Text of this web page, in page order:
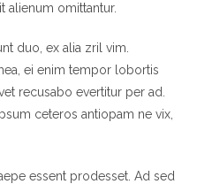
alienum omittantur.
duo, ex alia zril vim.
ei enim tempor lobortis
recusabo evertitur per ad.
ceteros antiopam ne vix,
essent prodesset. Ad sed